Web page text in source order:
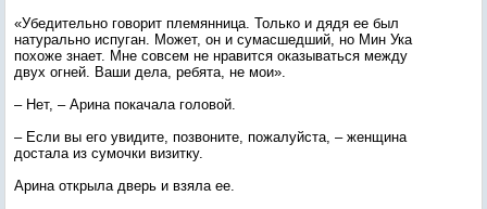
«Убедительно говорит племянница. Только и дядя ее был
натурально испуган. Может, он и сумасшедший, но Мин Ука
похоже знает. Мне совсем не нравится оказываться между
двух огней. Ваши дела, ребята, не мои».
– Нет, – Арина покачала головой.
– Если вы его увидите, позвоните, пожалуйста, – женщина
достала из сумочки визитку.
Арина открыла дверь и взяла ее.